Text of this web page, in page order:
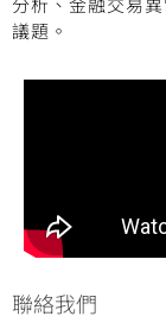
議題。
聯絡我們